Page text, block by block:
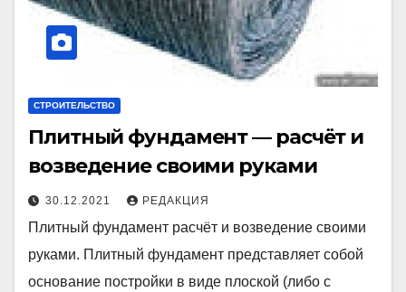
СТРОИТЕЛЬСТВО
Плитный фундамент — расчёт и
возведение своими руками
30.12.2021 РЕДАКЦИЯ
Плитный фундамент расчёт и возведение своими
руками. Плитный фундамент представляет собой
основание постройки в виде плоской (либо с